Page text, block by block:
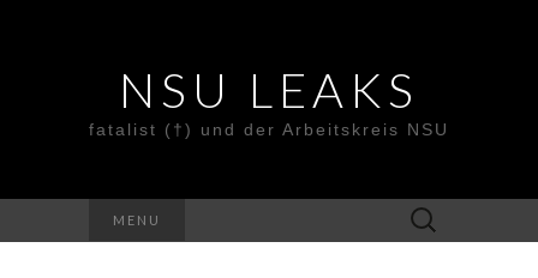
NSU LEAKS
fatalist (†) und der Arbeitskreis NSU
MENU
Suche
nach: